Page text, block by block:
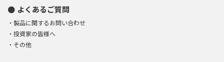
よくあるご質問
製品に関するお問い合わせ
投資家の皆様へ
その他